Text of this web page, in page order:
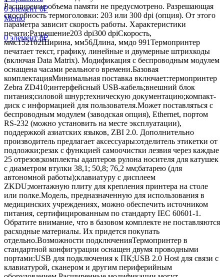
0элемент 0₽
Меню
0элемент 0₽
Расширение объема памяти не предусмотрено. Разрешающая
способность термоголовки: 203 или 300 dpi (опция). От этого
параметра зависит скорость работы. Характеристики
печати:Разрешение203 dpi300 dpiСкорость,
ммс152102Ширина, мм56Длина, ммдо 991Термопринтер
печатает текст, графику, линейные и двумерные штрихкоды
(включая Data Matrix). Модификация с беспроводным модулем
оснащена часами реального времени.Базовая
комплектацияМинимальная поставка включает:термопринтер
Zebra ZD410;интерфейсный USB-кабель;внешний блок
питания;силовой шнур;техническую документацию;компакт-
диск с информацией для пользователя.Может поставляться с
беспроводным модулем (заводская опция), Ethernet, портом
RS-232 (можно установить на месте эксплуатации),
поддержкой азиатских языков, ZBI 2.0. Дополнительно
производитель предлагает аксессуары:отделитель этикетки от
подложки;резак с функцией самоочистки лезвия через каждые
25 отрезов;комплекты адаптеров рулона носителя для катушек
с диаметром втулки 38,1; 50,8; 76,2 мм;батарею (для
автономной работы);клавиатуру с дисплеем
ZKDU;монтажную плиту для крепления принтера на столе
или полке.Модель, предназначенную для использования в
медицинских учреждениях, можно обеспечить источником
питания, сертифицированным по стандарту IEC 60601-1.
Обратите внимание, что в базовом комплекте не поставляются
расходные материалы. Их придется покупать
отдельно.Возможности подключенияТермопринтер в
стандартной конфигурации оснащен двумя проводными
портами:USB для подключения к ПК;USB 2.0 Host для связи с
клавиатурой, сканером и другим периферийным